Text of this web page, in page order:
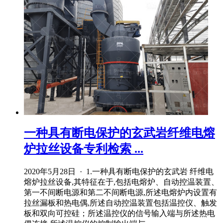
一种具有断电保护的玄武岩纤维电熔
炉拉丝设备专利检索 ...
2020年5月28日 · 1.一种具有断电保护的玄武岩 纤维电
熔炉拉丝设备,其特征在于,包括电熔炉、自动控温装置、
第一不间断电源和第二不间断电源,所述电熔炉内设置有
拉丝漏板和热电偶,所述自动控温装置包括温控仪、触发
板和双向可控硅；所述温控仪的信号输入端与所述热电